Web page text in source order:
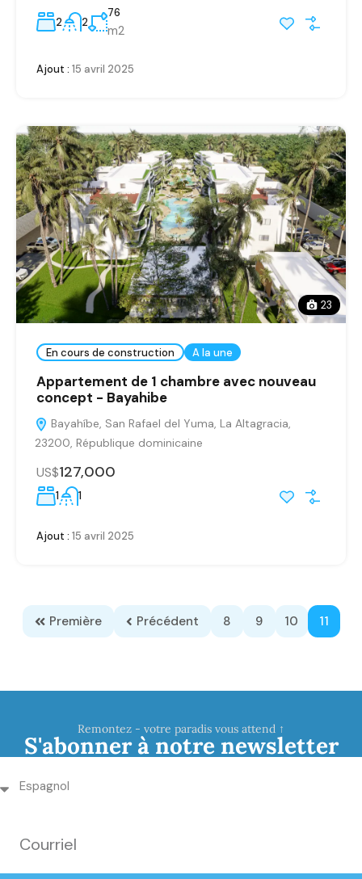
2 2
76
m2
Ajout : 15 avril 2025
23
En cours de construction A la une
Appartement de 1 chambre avec nouveau
concept - Bayahibe
Bayahíbe, San Rafael del Yuma, La Altagracia,
23200, République dominicaine
US$127,000
1 1
Ajout : 15 avril 2025
Première Précédent 8 9 10 11
Remontez - votre paradis vous attend ↑
S'abonner à notre newsletter